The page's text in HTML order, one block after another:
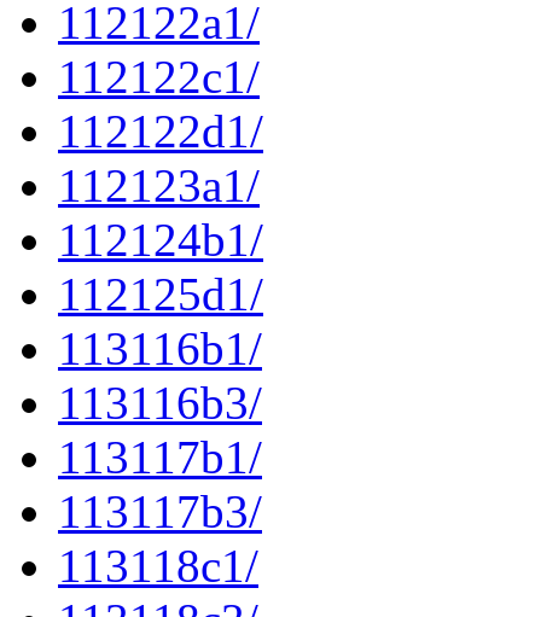
112122a1/
112122c1/
112122d1/
112123a1/
112124b1/
112125d1/
113116b1/
113116b3/
113117b1/
113117b3/
113118c1/